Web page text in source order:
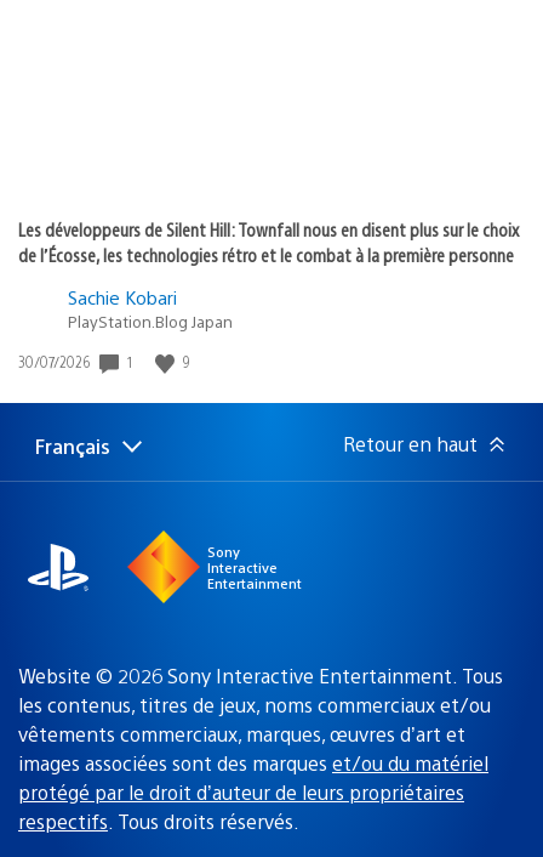
Les développeurs de Silent Hill: Townfall nous en disent plus sur le choix
de l’Écosse, les technologies rétro et le combat à la première personne
Sachie Kobari
PlayStation.Blog Japan
Date
publication
30/07/2026 1 9
Choisir
Région
Français Retour en haut
Sony
Interactive
Entertainment
Website © 2026 Sony Interactive Entertainment. Tous
les contenus, titres de jeux, noms commerciaux et/ou
vêtements commerciaux, marques, œuvres d’art et
images associées sont des marques et/ou du matériel
protégé par le droit d’auteur de leurs propriétaires
respectifs. Tous droits réservés.